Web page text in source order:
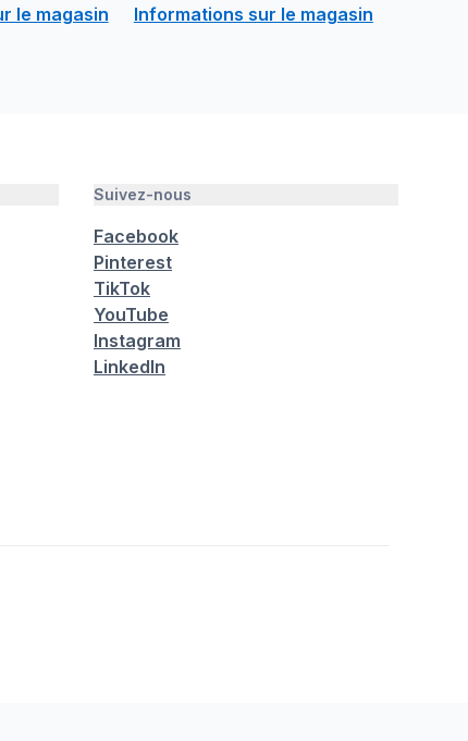
le magasin
Informations sur le magasin
Suivez-nous
Facebook
Pinterest
TikTok
YouTube
Instagram
LinkedIn